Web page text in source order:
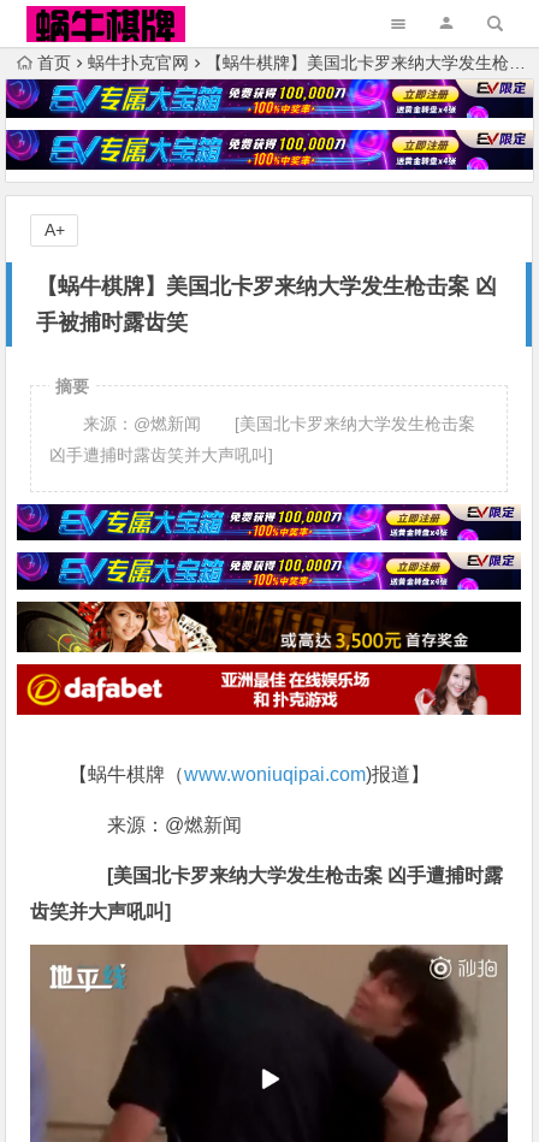
首页 蜗牛扑克官网 【蜗牛棋牌】美国北卡罗来纳大学发生枪击案 凶手被捕时露齿笑
【蜗牛棋牌】美国北卡罗来纳大学发生枪击案 凶
手被捕时露齿笑
A+
摘要
来源：@燃新闻 [美国北卡罗来纳大学发生枪击案
凶手遭捕时露齿笑并大声吼叫]
【蜗牛棋牌（www.woniuqipai.com)报道】
来源：@燃新闻
[美国北卡罗来纳大学发生枪击案 凶手遭捕时露
齿笑并大声吼叫]